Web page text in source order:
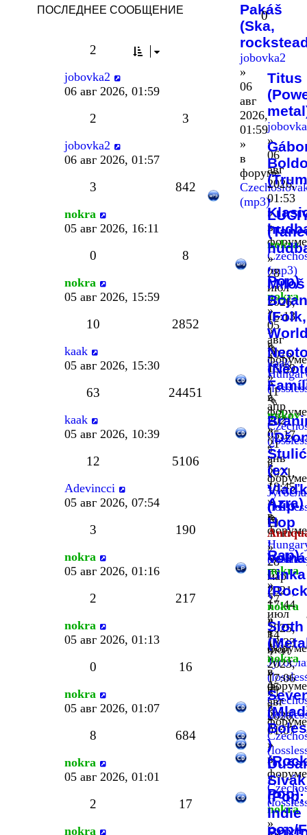
ПОСЛЕДНЕЕ СООБЩЕНИЕ
Pakáš
(Ska,
jobovka2
»
06
авг
2026,
01:59
»
в
форуме
(mp3)
0
2
jobovka2
06 авг 2026, 01:59
Titus
»
06
авг
2026,
01:53
»
в
форуме
(mp3)
2 3
jobovka2
06 авг 2026, 01:57
,
nokra
»
28
июл
2026,
16:13
»
в
форуме
3 842
nokra
05 авг 2026, 16:11
,
Pop)
nokra
»
05
авг
2026,
15:59
»
в
форуме
0 8
nokra
05 авг 2026, 15:59
Miloš
(Folk,
kaak
»
11
апр
2021,
05:17
»
в
форуме
10 2852
kaak
05 авг 2026, 15:30
mikov
»
21
янв
2021,
18:45
»
в
форуме
63 24451
kaak
05 авг 2026, 10:39
Štulić
(ex
-
Azra)
»
28
мар
2021,
17:44
»
в
форуме
12 5106
Adevincci
05 авг 2026, 07:54
(Hip
Hop
,
Rap)
nokra
»
27
июл
2025,
18:33
»
в
форуме
3 190
nokra
05 авг 2026, 01:16
Volná
Linka
nokra
»
14
июн
2023,
17:06
»
в
форуме
2 217
nokra
05 авг 2026, 01:13
Sloth
nokra
»
05
авг
2026,
01:07
»
в
форуме
0 16
nokra
05 авг 2026, 01:07
)
(Rock
,
Pop)
nokra
»
8 684
nokra
05 авг 2026, 01:01
Sivák
(Pop;
Indie
pop/
2 17
nokra